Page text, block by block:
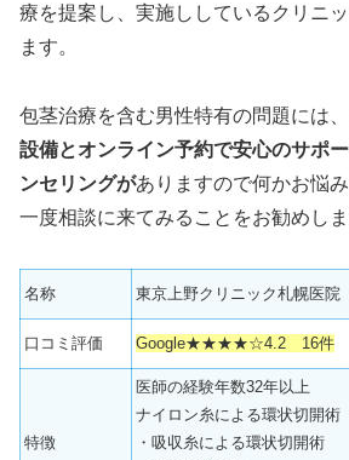
療を提案し、実施ししているクリニ
ます。
包茎治療を含む男性特有の問題には、
設備とオンライン予約で安心のサポー
ンセリングがありますので何かお悩
一度相談に来てみることをお勧めしま
名称 東京上野クリニック札幌医院
口コミ評価 Google★★★★☆4.2 16件
特徴
医師の経験年数32年以上
ナイロン糸による環状切開術
・吸収糸による環状切開術